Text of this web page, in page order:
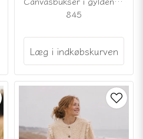
845
Læg i indkøbskurven